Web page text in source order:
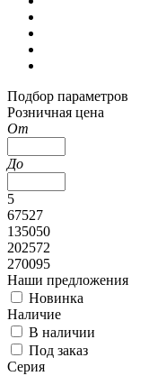
Подбор параметров
Розничная цена
От
До
5
67527
135050
202572
270095
Наши предложения
Новинка
Наличие
В наличии
Под заказ
Серия